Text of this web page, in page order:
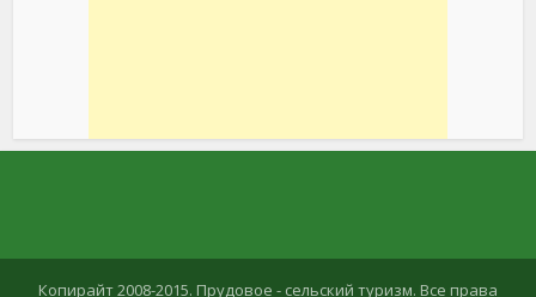
Копирайт 2008-2015. Прудовое - сельский туризм. Все права